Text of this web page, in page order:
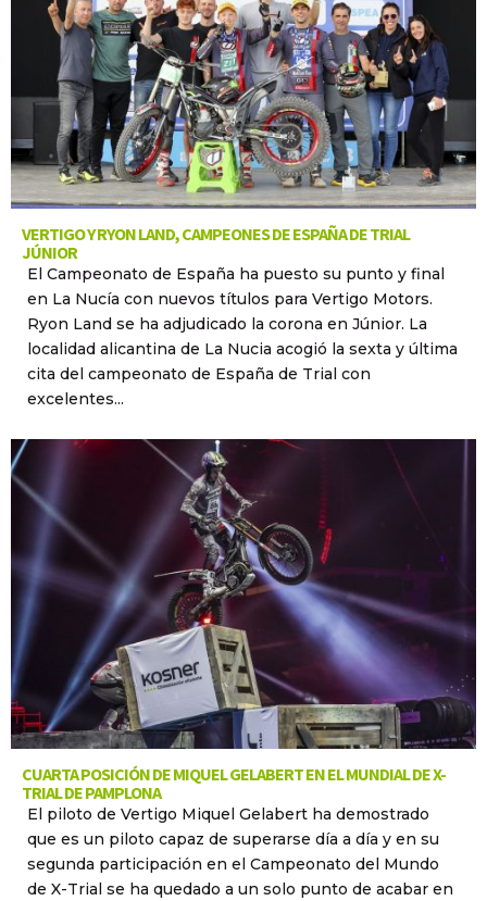
VERTIGO Y RYON LAND, CAMPEONES DE ESPAÑA DE TRIAL
JÚNIOR
El Campeonato de España ha puesto su punto y final
en La Nucía con nuevos títulos para Vertigo Motors.
Ryon Land se ha adjudicado la corona en Júnior. La
localidad alicantina de La Nucia acogió la sexta y última
cita del campeonato de España de Trial con
excelentes...
CUARTA POSICIÓN DE MIQUEL GELABERT EN EL MUNDIAL DE X-
TRIAL DE PAMPLONA
El piloto de Vertigo Miquel Gelabert ha demostrado
que es un piloto capaz de superarse día a día y en su
segunda participación en el Campeonato del Mundo
de X-Trial se ha quedado a un solo punto de acabar en